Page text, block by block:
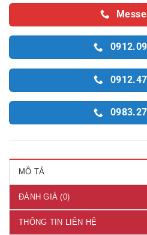
MÔ TẢ
ĐÁNH GIÁ (0)
THÔNG TIN LIÊN HỆ